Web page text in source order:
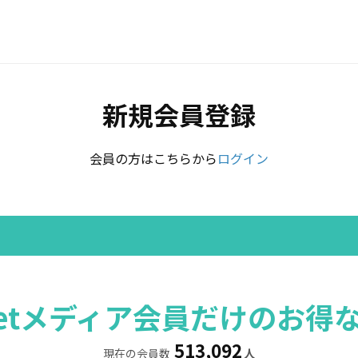
新規会員登録
会員の方はこちらからログイン
ディア会員だけのお得
現在の会員数 513,092人